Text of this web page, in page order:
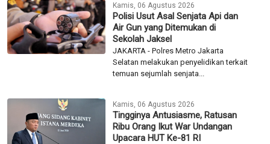
Kamis, 06 Agustus 2026
Polisi Usut Asal Senjata Api dan
Air Gun yang Ditemukan di
Sekolah Jaksel
JAKARTA - Polres Metro Jakarta
Selatan melakukan penyelidikan terkait
temuan sejumlah senjata...
Kamis, 06 Agustus 2026
Tingginya Antusiasme, Ratusan
Ribu Orang Ikut War Undangan
Upacara HUT Ke-81 RI